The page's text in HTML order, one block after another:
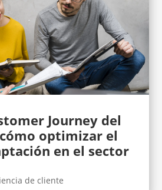
Journey del
optimizar el
en el sector
de cliente